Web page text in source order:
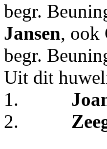
begr.
Jansen, ook
begr.
Uit dit
1.
2.